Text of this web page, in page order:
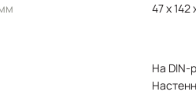
47 x 142
На DIN-